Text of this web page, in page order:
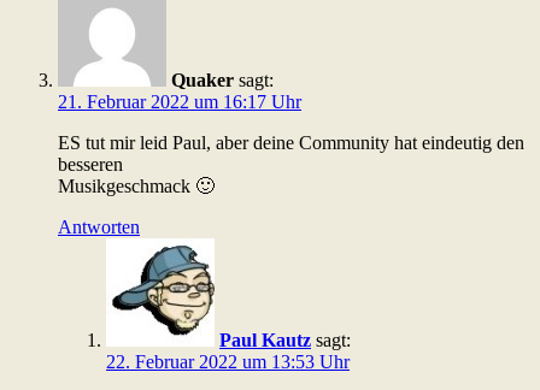
Quaker sagt:
21. Februar 2022 um 16:17 Uhr
ES tut mir leid Paul, aber deine Community hat eindeutig den
besseren
Musikgeschmack 🙂
Antworten
Paul Kautz sagt:
22. Februar 2022 um 13:53 Uhr